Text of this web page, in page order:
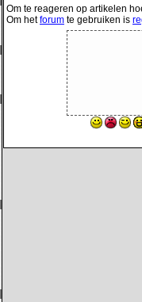
Om te reageren op artikelen
Om hetforum te gebruiken is